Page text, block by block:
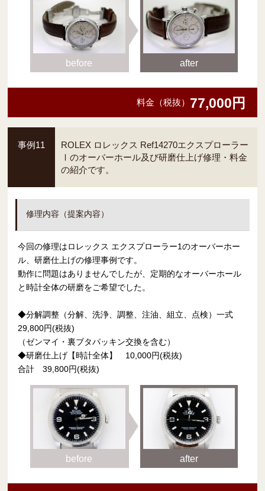
before after
料金（税抜） 77,000円
事例11
ROLEX ロレックス Ref14270エクスプローラー
Ⅰのオーバーホール及び研磨仕上げ修理・料金
の紹介です。
修理内容（提案内容）
今回の修理はロレックス エクスプローラー1のオーバーホー
ル、研磨仕上げの修理事例です。
動作に問題はありませんでしたが、定期的なオーバーホール
と時計全体の研磨をご希望でした。
◆分解調整（分解、洗浄、調整、注油、組立、点検）一式
29,800円(税抜)
（ゼンマイ・裏ブタパッキン交換を含む）
◆研磨仕上げ【時計全体】 10,000円(税抜)
合計 39,800円(税抜)
before after